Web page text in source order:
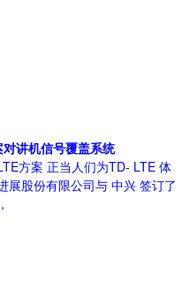
讲机信号覆盖系统
方案 正当人们为TD- LTE 体
展股份有限公司与 中兴 签订了